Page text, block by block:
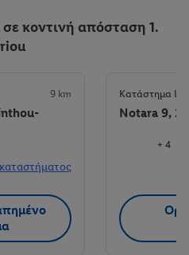
κοντινή απόσταση 1.
9 km Κατάστημα
Notara 9,
+ 4